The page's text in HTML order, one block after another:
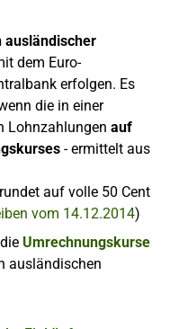
ausländischer
dem Euro-
erfolgen. Es
die in einer
Lohnzahlungen auf
- ermittelt aus
auf volle 50 Cent
vom 14.12.2014)
Umrechnungskurse
ausländischen